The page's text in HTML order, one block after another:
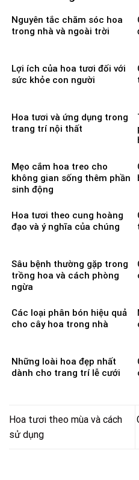
Nguyên tắc chăm sóc hoa
trong nhà và ngoài trời
Lợi ích của hoa tươi đối với
sức khỏe con người
Hoa tươi và ứng dụng trong
trang trí nội thất
Mẹo cắm hoa treo cho
không gian sống thêm phần
sinh động
Hoa tươi theo cung hoàng
đạo và ý nghĩa của chúng
Sâu bệnh thường gặp trong
trồng hoa và cách phòng
ngừa
Các loại phân bón hiệu quả
cho cây hoa trong nhà
Những loài hoa đẹp nhất
dành cho trang trí lễ cưới
Hoa tươi theo mùa và cách
sử dụng